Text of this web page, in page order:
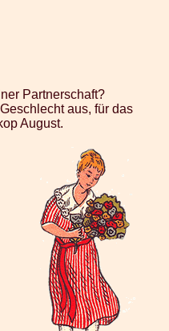
Partnerschaft?
aus, für das
August.